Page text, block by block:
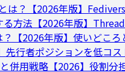
？【2026年版】
方法【2026年版】
【2026年版】使いどこ
行者ポジションを低コ
併用戦略【2026】役割分